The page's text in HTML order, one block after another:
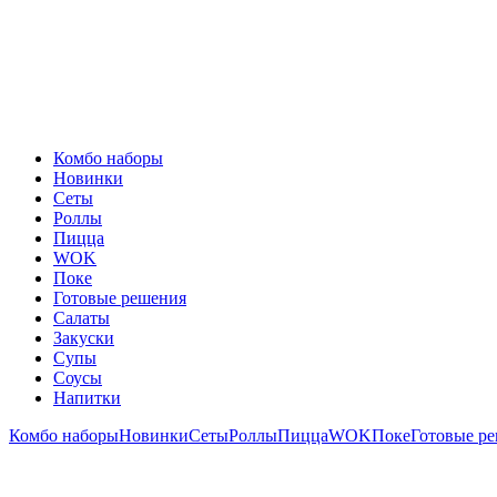
Комбо наборы
Новинки
Сеты
Роллы
Пицца
WOK
Поке
Готовые решения
Салаты
Закуски
Супы
Соусы
Напитки
Комбо наборыНовинкиСетыРоллыПиццаWOKПокеГотовые